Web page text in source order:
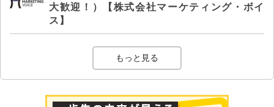
大歓迎！）【株式会社マーケティング・ボイ
ス】
もっと見る